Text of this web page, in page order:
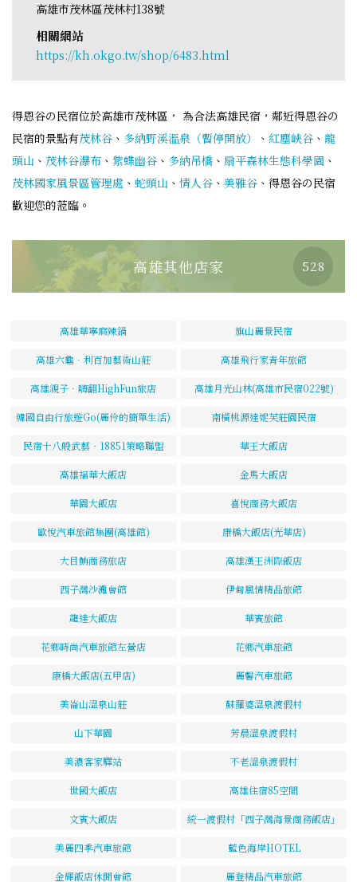
高雄市茂林區茂林村138號
相關網站
https://kh.okgo.tw/shop/6483.html
得恩谷の民宿位於高雄市茂林區， 為合法高雄民宿，鄰近得恩谷の
民宿的景點有茂林谷 、 多納野溪溫泉（暫停開放） 、 紅塵峽谷 、 龍
頭山 、 茂林谷瀑布 、 紫蝶幽谷 、 多納吊橋 、 扇平森林生態科學園 、
茂林國家風景區管理處 、 蛇頭山 、 情人谷 、 美雅谷 、得恩谷の民宿
歡迎您的蒞臨。
高雄其他店家 528
高雄華寧麻辣鍋 旗山麗景民宿
高雄六龜．利百加藝術山莊 高雄飛行家青年旅館
高雄親子．嗨翻HighFun旅店 高雄月光山林(高雄市民宿022號)
韓國自由行旅遊Go(麗伶的簡單生活) 南橫桃源達妮芙莊園民宿
民宿十八般武藝‧18851策略聯盟 華王大飯店
高雄福華大飯店 金馬大飯店
華園大飯店 喜悅商務大飯店
歐悅汽車旅館集團(高雄館) 康橋大飯店(光華店)
大目鮪商務旅店 高雄漢王洲際飯店
西子灣沙灘會館 伊甸風情精品旅館
龍達大飯店 華賓旅館
花鄉時尚汽車旅館左營店 花鄉汽車旅館
康橋大飯店(五甲店) 麗馨汽車旅館
美崙山溫泉山莊 蘇羅婆溫泉渡假村
山下華園 芳晨溫泉渡假村
美濃客家驛站 不老溫泉渡假村
世國大飯店 高雄住宿85空間
文賓大飯店 統一渡假村「西子灣海景商務飯店」
美麗四季汽車旅館 藍色海岸HOTEL
金輝飯店休閒會館 麗登精品汽車旅館